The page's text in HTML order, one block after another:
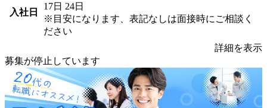
入社日
17日 24日
※目安になります、表記なしは面接時にご相談く
ださい
詳細を表示
募集が停止しています